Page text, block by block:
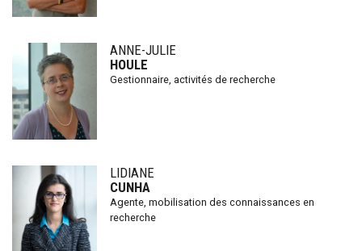
ANNE-JULIE
HOULE
Gestionnaire, activités de recherche
LIDIANE
CUNHA
Agente, mobilisation des connaissances en
recherche